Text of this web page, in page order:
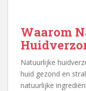
Waarom
Natuurlijke
huid gezond en
natuurlijke